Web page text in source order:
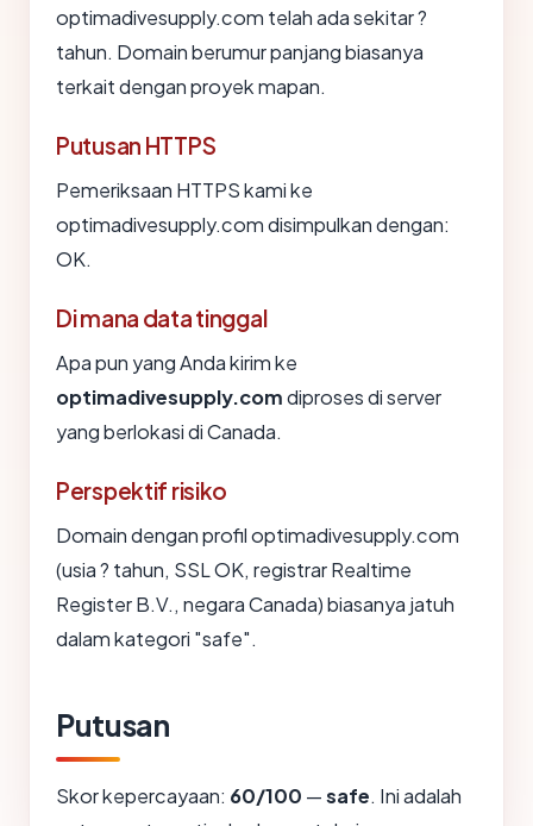
optimadivesupply.com telah ada sekitar ?
tahun. Domain berumur panjang biasanya
terkait dengan proyek mapan.
Putusan HTTPS
Pemeriksaan HTTPS kami ke
optimadivesupply.com disimpulkan dengan:
OK.
Di mana data tinggal
Apa pun yang Anda kirim ke
optimadivesupply.comdiproses di server
yang berlokasi di Canada.
Perspektif risiko
Domain dengan profil optimadivesupply.com
(usia ? tahun, SSL OK, registrar Realtime
Register B.V., negara Canada) biasanya jatuh
dalam kategori "safe".
Putusan
Skor kepercayaan: 60/100 —safe. Ini adalah